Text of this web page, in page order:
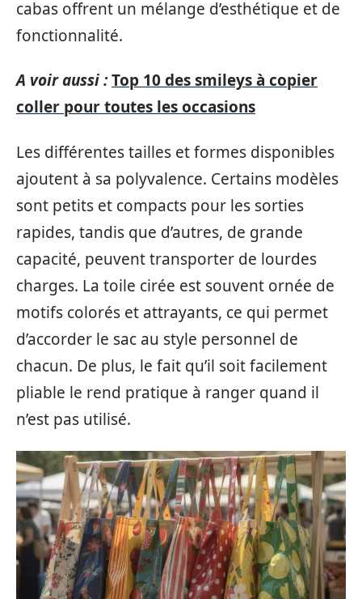
cabas offrent un mélange d’esthétique et de
fonctionnalité.
A voir aussi :Top 10 des smileys à copier
coller pour toutes les occasions
Les différentes tailles et formes disponibles
ajoutent à sa polyvalence. Certains modèles
sont petits et compacts pour les sorties
rapides, tandis que d’autres, de grande
capacité, peuvent transporter de lourdes
charges. La toile cirée est souvent ornée de
motifs colorés et attrayants, ce qui permet
d’accorder le sac au style personnel de
chacun. De plus, le fait qu’il soit facilement
pliable le rend pratique à ranger quand il
n’est pas utilisé.